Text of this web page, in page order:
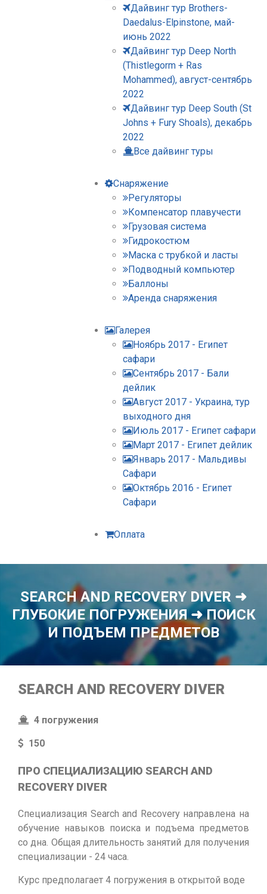
Дайвинг тур Brothers-
Daedalus-Elpinstone, май-
июнь 2022
Дайвинг тур Deep North
(Thistlegorm + Ras
Mohammed), август-сентябрь
2022
Дайвинг тур Deep South (St
Johns + Fury Shoals), декабрь
2022
Все дайвинг туры
Снаряжение
Регуляторы
Компенсатор плавучести
Грузовая система
Гидрокостюм
Маска с трубкой и ласты
Подводный компьютер
Баллоны
Аренда снаряжения
Галерея
Ноябрь 2017 - Египет
сафари
Сентябрь 2017 - Бали
дейлик
Август 2017 - Украина, тур
выходного дня
Июль 2017 - Египет сафари
Март 2017 - Египет дейлик
Январь 2017 - Мальдивы
Сафари
Октябрь 2016 - Египет
Сафари
Оплата
SEARCH AND RECOVERY DIVER ➜
ГЛУБОКИЕ ПОГРУЖЕНИЯ ➜ ПОИСК
И ПОДЪЕМ ПРЕДМЕТОВ
SEARCH AND RECOVERY DIVER
4 погружения
150
ПРО CПЕЦИАЛИЗАЦИЮ SEARCH AND
RECOVERY DIVER
Специализация Search and Recovery направлена на
обучение навыков поиска и подъема предметов
со дна. Общая длительность занятий для получения
специализации - 24 часа.
Курс предполагает 4 погружения в открытой воде